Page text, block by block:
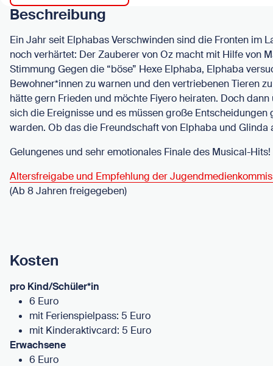
Beschreibung
Ein Jahr seit Elphabas Verschwinden sind die Fronten im
noch verhärtet: Der Zauberer von Oz macht mit Hilfe von
Stimmung Gegen die “böse” Hexe Elphaba, Elphaba
Bewohner*innen zu warnen und den vertriebenen Tieren
hätte gern Frieden und möchte Fiyero heiraten. Doch
sich die Ereignisse und es müssen große Entscheidungen
warden. Ob das die Freundschaft von Elphaba und Glinda
Gelungenes und sehr emotionales Finale des Musical-Hits!
Altersfreigabe und Empfehlung der
(Ab 8 Jahren freigegeben)
Kosten
pro Kind/Schüler*in
6 Euro
mit Ferienspielpass: 5 Euro
mit Kinderaktivcard: 5 Euro
Erwachsene
6 Euro